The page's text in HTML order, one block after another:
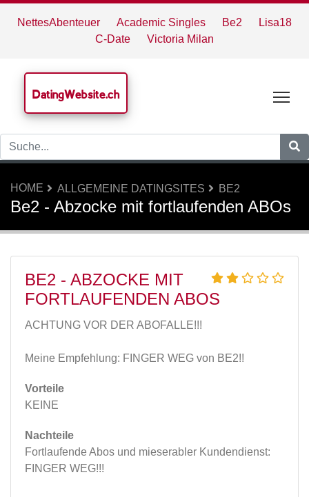
NettesAbenteuer Academic Singles Be2
Lisa18
C-Date
Victoria Milan
DatingWebsite.ch
HOME ALLGEMEINE DATINGSITES BE2
Be2 - Abzocke mit fortlaufenden ABOs
BE2 - ABZOCKE MIT
FORTLAUFENDEN ABOS
ACHTUNG VOR DER ABOFALLE!!!
Meine Empfehlung: FINGER WEG von BE2!!
Vorteile
KEINE
Nachteile
Fortlaufende Abos und mieserabler Kundendienst:
FINGER WEG!!!